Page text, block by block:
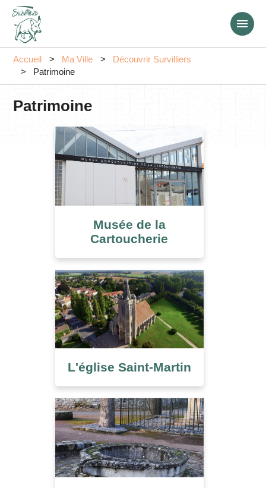
Accueil Ma Ville
Découvrir Survilliers
Patrimoine
Patrimoine
Musée de la
Cartoucherie
L'église Saint-Martin